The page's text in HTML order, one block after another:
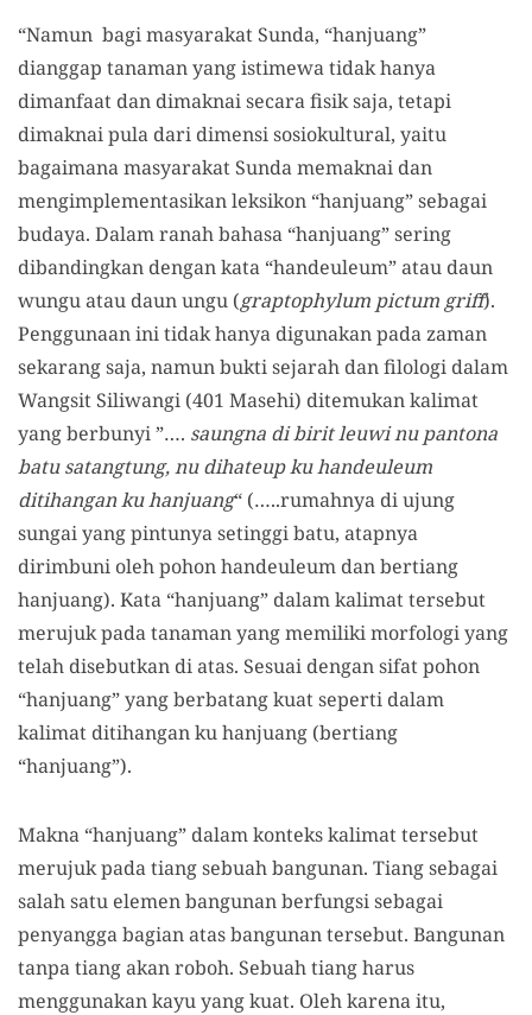
“Namun bagi masyarakat Sunda, “hanjuang”
dianggap tanaman yang istimewa tidak hanya
dimanfaat dan dimaknai secara fisik saja, tetapi
dimaknai pula dari dimensi sosiokultural, yaitu
bagaimana masyarakat Sunda memaknai dan
mengimplementasikan leksikon “hanjuang” sebagai
budaya. Dalam ranah bahasa “hanjuang” sering
dibandingkan dengan kata “handeuleum” atau daun
wungu atau daun ungu (graptophylum pictum griff).
Penggunaan ini tidak hanya digunakan pada zaman
sekarang saja, namun bukti sejarah dan filologi dalam
Wangsit Siliwangi (401 Masehi) ditemukan kalimat
yang berbunyi ”…. saungna di birit leuwi nu pantona
batu satangtung, nu dihateup ku handeuleum
ditihangan ku hanjuang“ (…..rumahnya di ujung
sungai yang pintunya setinggi batu, atapnya
dirimbuni oleh pohon handeuleum dan bertiang
hanjuang). Kata “hanjuang” dalam kalimat tersebut
merujuk pada tanaman yang memiliki morfologi yang
telah disebutkan di atas. Sesuai dengan sifat pohon
“hanjuang” yang berbatang kuat seperti dalam
kalimat ditihangan ku hanjuang (bertiang
“hanjuang”).
Makna “hanjuang” dalam konteks kalimat tersebut
merujuk pada tiang sebuah bangunan. Tiang sebagai
salah satu elemen bangunan berfungsi sebagai
penyangga bagian atas bangunan tersebut. Bangunan
tanpa tiang akan roboh. Sebuah tiang harus
menggunakan kayu yang kuat. Oleh karena itu,